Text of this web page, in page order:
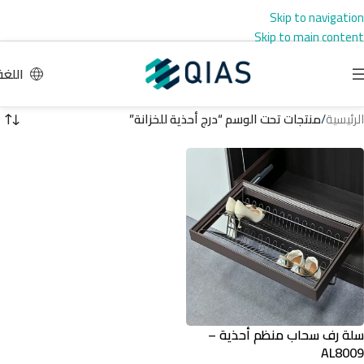
Skip to navigation
Skip to main content
الرئيسية/منتجات تحت الوسم “درج أحذية للخزانة”
سلة رف سحاب منظم أحذية –
AL8009